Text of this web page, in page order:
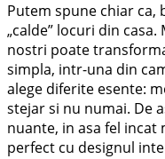
Putem spune chiar ca,
„calde” locuri din
nostri poate
simpla, intr-una din
alege diferite esente:
stejar si nu numai. De
nuante, in asa fel
perfect cu designul